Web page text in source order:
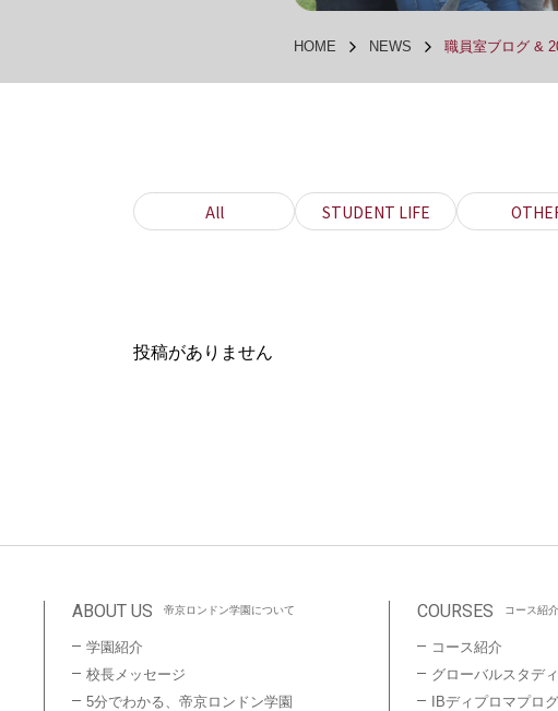
HOME NEWS 職員室ブログ &
All STUDENT LIFE
投稿がありません
ABOUT US 帝京ロンドン学園について
学園紹介
校長メッセージ
5分でわかる、帝京ロンドン学園
COURSES コース紹介
コース紹介
グローバルスタデ
IBディプロマプロ